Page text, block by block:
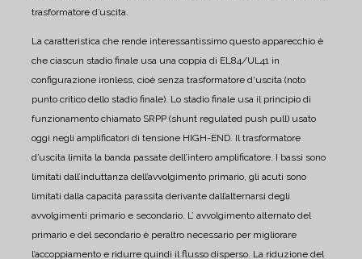
trasformatore d’uscita.
La caratteristica che rende interessantissimo questo apparecchio è
che ciascun stadio finale usa una coppia di EL84/UL41 in
configurazione ironless, cioè senza trasformatore d'uscita (noto
punto critico dello stadio finale). Lo stadio finale usa il principio di
funzionamento chiamato SRPP (shunt regulated push pull) usato
oggi negli amplificatori di tensione HIGH-END. Il trasformatore
d’uscita limita la banda passate dell’intero amplificatore. I bassi sono
limitati dall’induttanza dell’avvolgimento primario, gli acuti sono
limitati dalla capacità parassita derivante dall’alternarsi degli
avvolgimenti primario e secondario. L’ avvolgimento alternato del
primario e del secondario è peraltro necessario per migliorare
l’accoppiamento e ridurre quindi il flusso disperso. La riduzione del